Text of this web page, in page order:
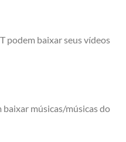
podem baixar seus vídeos
músicas/músicas do